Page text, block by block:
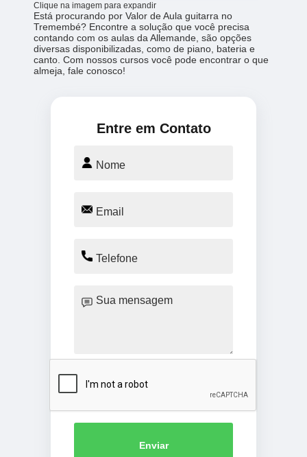
Clique na imagem para expandir
Está procurando por Valor de Aula guitarra no
Tremembé? Encontre a solução que você precisa
contando com os aulas da Allemande, são opções
diversas disponibilizadas, como de piano, bateria e
canto. Com nossos cursos você pode encontrar o que
almeja, fale conosco!
Entre em Contato
Enviar